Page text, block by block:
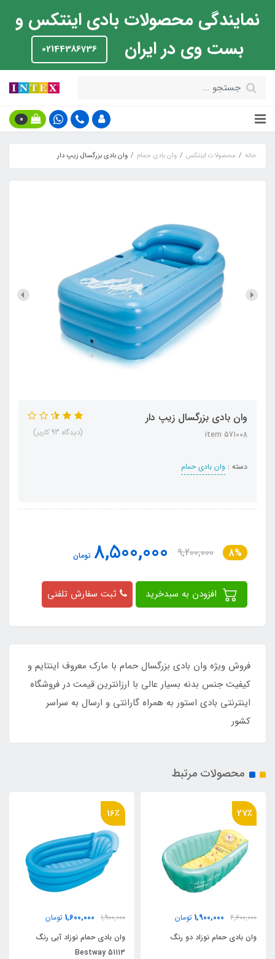
نمایندگی محصولات بادی اینتکس و
بست وی در ایران
02144386736
0
خانه محصولات اینتکس وان بادی حمام وان بادی بزرگسال زیپ دار
وان بادی بزرگسال زیپ دار
item 571008
دسته : وان بادی حمام
(دیدگاه 93 کاربر)
8%
9,200,000
8,500,000 تومان
ثبت سفارش تلفنی
​​​​فروش ویژه وان بادی بزرگسال حمام با مارک معروف اینتایم و
کیفیت جنس بدنه بسیار عالی با ارزانترین قیمت در فروشگاه
اینترنتی بادی استور به همراه گارانتی و ارسال به سراسر
کشور
محصولات مرتبط
16٪
1,900,000
1,600,000 تومان
وان بادی حمام نوزاد آبی رنگ
16٪
1,900,000
1,600,000 تومان
وان بادی حمام نوزاد با کف بادی
Bestway 51113